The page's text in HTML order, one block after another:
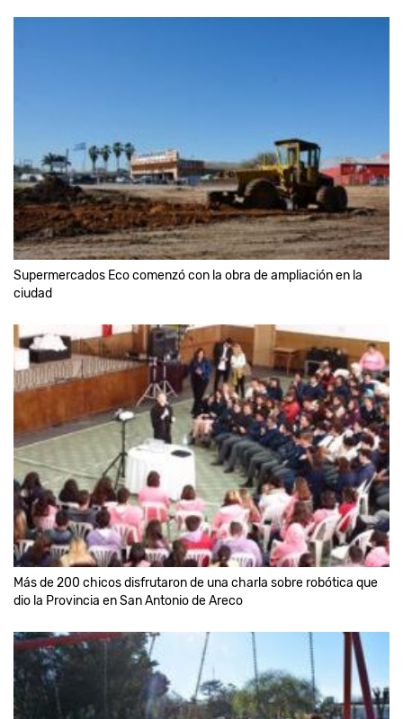
Supermercados Eco comenzó con la obra de ampliación en la
ciudad
Más de 200 chicos disfrutaron de una charla sobre robótica que
dio la Provincia en San Antonio de Areco